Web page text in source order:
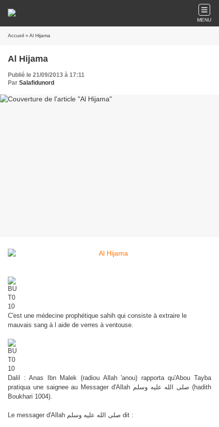
MENU
Accueil » Al Hijama
Al Hijama
Publié le 21/09/2013 à 17:11
Par Salafidunord
C'est une médecine prophétique sahih qui consiste à extraire le
mauvais sang à l aide de verres à ventouse.
Dalil : Anas Ibn Malek (radiou Allah 'anou) rapporta qu'Abou Tayba
pratiqua une saignee au Messager d'Allah صلى الله عليه وسلم (hadith
Boukhari 1004).
Le messager d'Allah صلى الله عليه وسلم dit :